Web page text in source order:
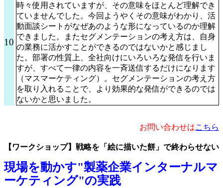
10
時々使用されていますが、その意味をほとんど理解でき
ていませんでした。今回ようやくその意味がわかり、活
動面談シートがなぜあのような形になっているのか理解
できました。またセグメンテーションの考え方は、自身
の業務に活かすことができるのではないかと感じまし
た。部署の性質上、全社向けにいろいろな発信を行いま
すが、すべて一律の内容を一斉送信するだけになります
（マスマーケティング）。セグメンテーションの考え方
を取り入れることで、より効果的な発信ができるのでは
ないかと思いました。
お問い合わせはこちら
【ワークショップ】戦略を「絵に描いた餅」で終わらせない
現場を動かす"製薬企業インターナルマ
ーケティング"の実践